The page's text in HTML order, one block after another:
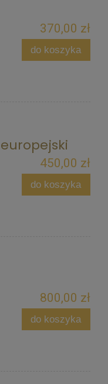
370,00 zł
do koszyka
450,00 zł
do koszyka
800,00 zł
do koszyka